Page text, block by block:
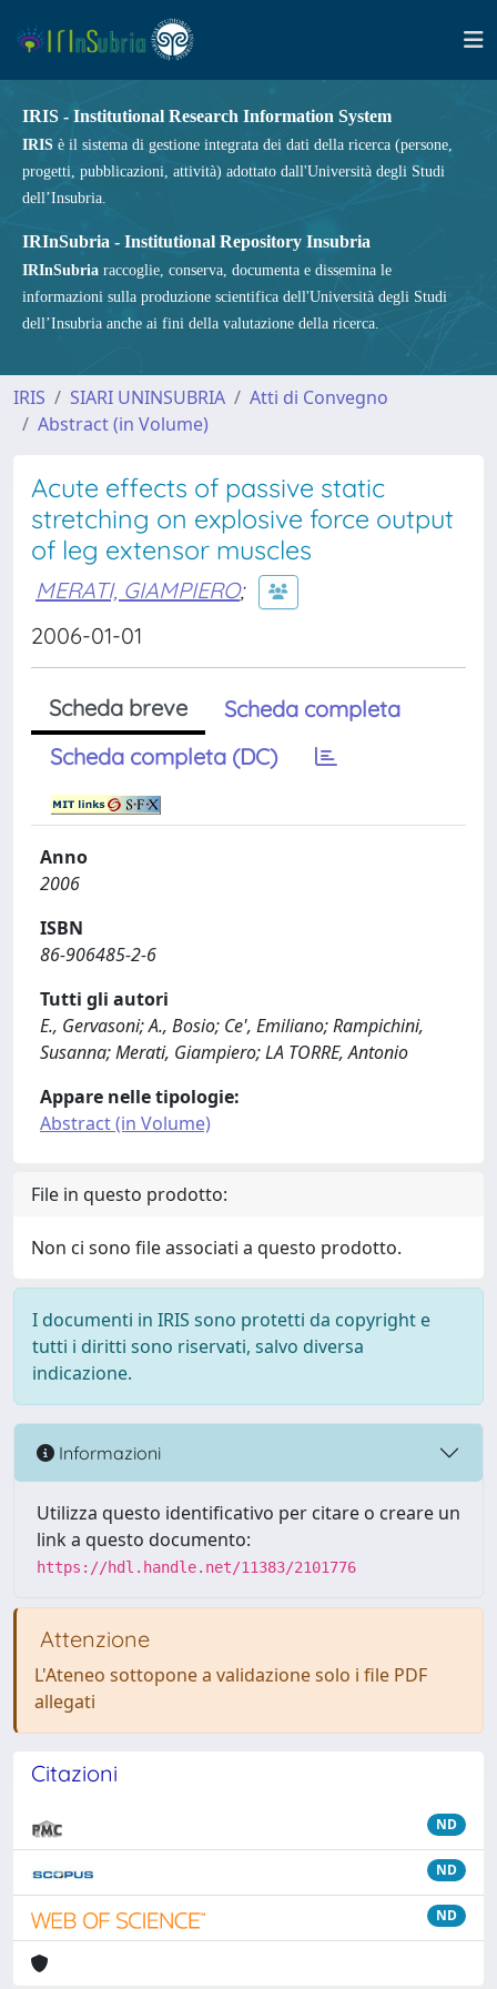
IRIS - Institutional Research Information System
IRIS è il sistema di gestione integrata dei dati della ricerca (persone,
progetti, pubblicazioni, attività) adottato dall'Università degli Studi
dell’Insubria.
IRInSubria - Institutional Repository Insubria
IRInSubria raccoglie, conserva, documenta e dissemina le
informazioni sulla produzione scientifica dell'Università degli Studi
dell’Insubria anche ai fini della valutazione della ricerca.
IRIS SIARI UNINSUBRIA
Atti di Convegno
Abstract (in Volume)
Acute effects of passive static
stretching on explosive force output
of leg extensor muscles
MERATI, GIAMPIERO;
2006-01-01
Scheda breve
Scheda completa
Scheda completa (DC)
Anno
2006
ISBN
86-906485-2-6
Tutti gli autori
E., Gervasoni; A., Bosio; Ce', Emiliano; Rampichini,
Susanna; Merati, Giampiero; LA TORRE, Antonio
Appare nelle tipologie:
Abstract (in Volume)
File in questo prodotto:
Non ci sono file associati a questo prodotto.
I documenti in IRIS sono protetti da copyright e
tutti i diritti sono riservati, salvo diversa
indicazione.
Informazioni
Utilizza questo identificativo per citare o creare un
link a questo documento:
https://hdl.handle.net/11383/2101776
Attenzione
L'Ateneo sottopone a validazione solo i file PDF
allegati
Citazioni
ND
ND
ND